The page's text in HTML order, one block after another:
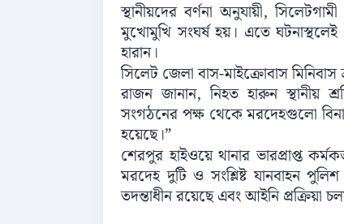
স্থানীয়দের বর্ণনা অনুযায়ী,
মুখোমুখি সংঘর্ষ হয়। এতে
হারান।
সিলেট জেলা বাস-মাইক্রোবাস
রাজন জানান, নিহত হারুন স্থানীয়
সংগঠনের পক্ষ থেকে মরদেহগুলো
হয়েছে।”
শেরপুর হাইওয়ে থানার ভারপ্রাপ্ত
মরদেহ দুটি ও সংশ্লিষ্ট যানবাহন
তদন্তাধীন রয়েছে এবং আইনি প্রক্রিয়া